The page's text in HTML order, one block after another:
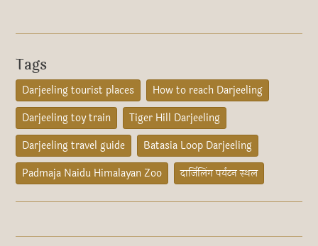
Tags
Darjeeling tourist places
How to reach Darjeeling
Darjeeling toy train
Tiger Hill Darjeeling
Darjeeling travel guide
Batasia Loop Darjeeling
Padmaja Naidu Himalayan Zoo
दार्जिलिंग पर्यटन स्थल